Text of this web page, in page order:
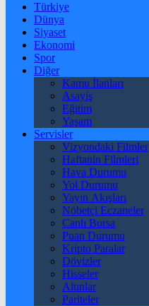
Türkiye
Dünya
Siyaset
Ekonomi
Spor
Diğer
Kamu İlanları
Asayiş
Eğitim
Yaşam
Servisler
Vizyondaki Filmler
Haftanin Filmleri
Hava Durumu
Yol Durumu
Yayın Akışları
Nöbetçi Eczaneler
Canlı Borsa
Puan Durumu
Kripto Paralar
Dövizler
Hisseler
Altınlar
Pariteler